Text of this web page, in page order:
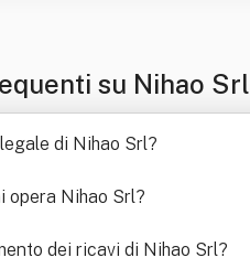
su Nihao Srl
di Nihao Srl?
opera Nihao Srl?
dei ricavi di Nihao Srl?